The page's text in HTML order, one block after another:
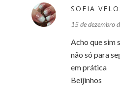
SOFIA
15 de dezembro
Acho que sim
não só para
em prática
Beijinhos